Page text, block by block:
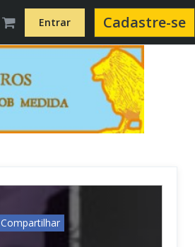
Entrar Cadastre-se
Compartilhar